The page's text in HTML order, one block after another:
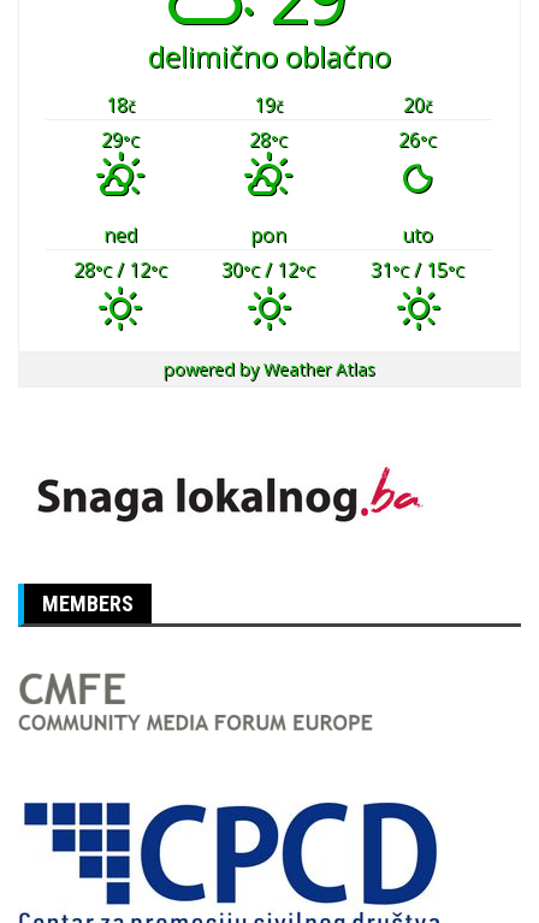
delimično oblačno
18č 19č 20č
29°C 28°C 26°C
ned pon
uto
28°C/ 12°C 30°C/ 12°C 31°C/ 15°C
powered byWeather Atlas
MEMBERS